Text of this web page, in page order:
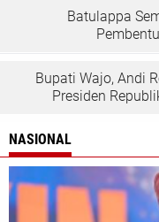
Batulappa
Bupati Wajo, Andi
Presiden
NASIONAL